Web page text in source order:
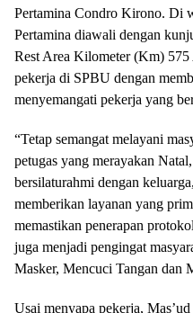
Pertamina Condro Kirono. Di
Pertamina diawali dengan
Rest Area Kilometer (Km) 575
pekerja di SPBU dengan
menyemangati pekerja yang
“Tetap semangat melayani
petugas yang merayakan
bersilaturahmi dengan
memberikan layanan yang
memastikan penerapan
juga menjadi pengingat
Masker, Mencuci Tangan dan
Usai menyapa pekerja,